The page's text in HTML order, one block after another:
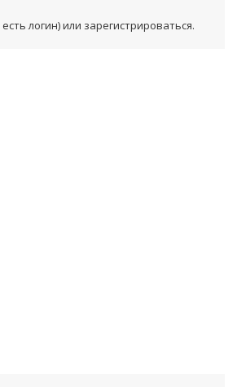
логин) или зарегистрироваться.